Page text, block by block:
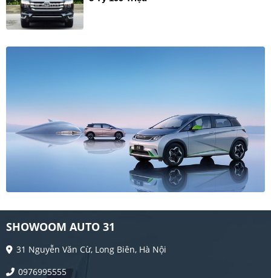
SHOWOOM AUTO 31
31 Nguyễn Văn Cừ, Long Biên, Hà Nội
0976995555